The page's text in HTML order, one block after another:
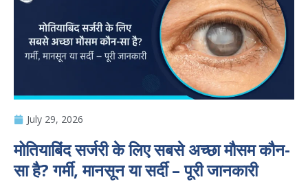
July 29, 2026
मोतियाबिंद सर्जरी के लिए सबसे अच्छा मौसम कौन-
सा है? गर्मी, मानसून या सर्दी – पूरी जानकारी